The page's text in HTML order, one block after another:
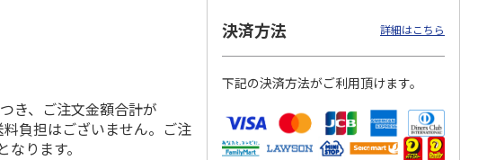
き、ご注文金額合計が
負担はございません。ご注
なります。
決済方法 詳細はこちら
下記の決済方法がご利用頂けます。